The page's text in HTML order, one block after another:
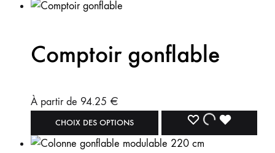
Comptoir gonflable
À partir de 94.25 €
CHOIX DES OPTIONS